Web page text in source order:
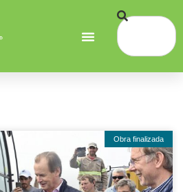
Obra finalizada